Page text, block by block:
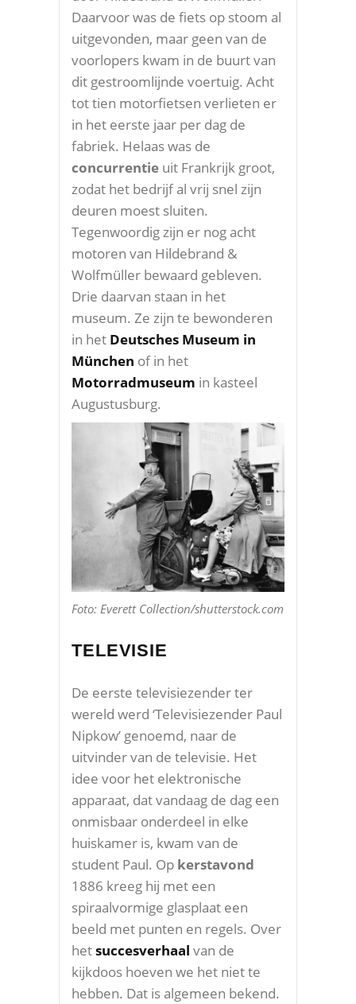
Daarvoor was de fiets op stoom al
uitgevonden, maar geen van de
voorlopers kwam in de buurt van
dit gestroomlijnde voertuig. Acht
tot tien motorfietsen verlieten er
in het eerste jaar per dag de
fabriek. Helaas was de
concurrentie uit Frankrijk groot,
zodat het bedrijf al vrij snel zijn
deuren moest sluiten.
Tegenwoordig zijn er nog acht
motoren van Hildebrand &
Wolfmüller bewaard gebleven.
Drie daarvan staan in het
museum. Ze zijn te bewonderen
in het Deutsches Museum in
München of in het
Motorradmuseum in kasteel
Augustusburg.
Foto: Everett Collection/shutterstock.com
TELEVISIE
De eerste televisiezender ter
wereld werd ‘Televisiezender Paul
Nipkow’ genoemd, naar de
uitvinder van de televisie. Het
idee voor het elektronische
apparaat, dat vandaag de dag een
onmisbaar onderdeel in elke
huiskamer is, kwam van de
student Paul. Op kerstavond
1886 kreeg hij met een
spiraalvormige glasplaat een
beeld met punten en regels. Over
hetsuccesverhaal van de
kijkdoos hoeven we het niet te
hebben. Dat is algemeen bekend.